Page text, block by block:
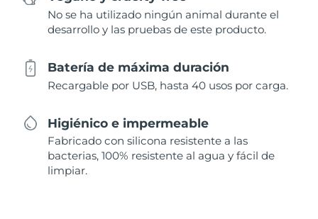
No se ha utilizado ningún animal durante el
desarrollo y las pruebas de este producto.
Batería de máxima duración
Recargable por USB, hasta 40 usos por carga.
Higiénico e impermeable
Fabricado con silicona resistente a las
bacterias, 100% resistente al agua y fácil de
limpiar.